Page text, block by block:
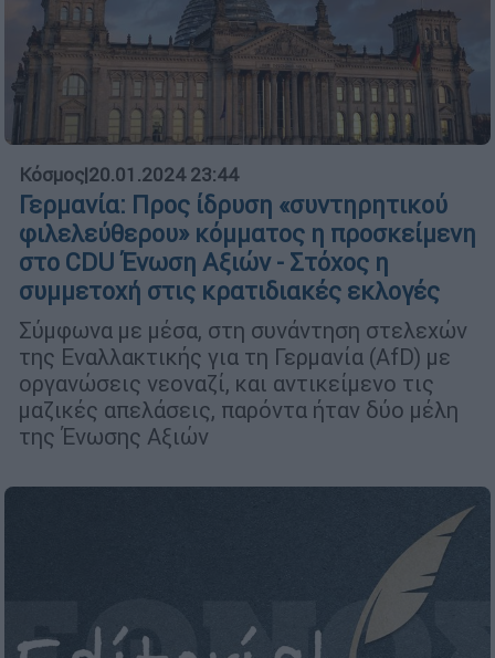
Κόσμος|20.01.2024 23:44
Γερμανία: Προς ίδρυση «συντηρητικού
φιλελεύθερου» κόμματος η προσκείμενη
στο CDU Ένωση Αξιών - Στόχος η
συμμετοχή στις κρατιδιακές εκλογές
Σύμφωνα με μέσα, στη συνάντηση στελεχών
της Εναλλακτικής για τη Γερμανία (AfD) με
οργανώσεις νεοναζί, και αντικείμενο τις
μαζικές απελάσεις, παρόντα ήταν δύο μέλη
της Ένωσης Αξιών